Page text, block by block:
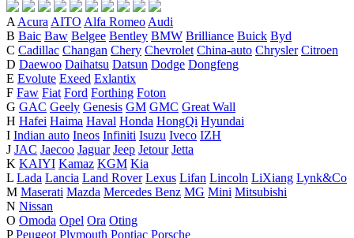
A Acura AITO Alfa Romeo Audi
B Baic Baw Belgee Bentley BMW Brilliance Buick Byd
C Cadillac Changan Chery Chevrolet China-auto Chrysler Citroen
D Daewoo Daihatsu Datsun Dodge Dongfeng
E Evolute Exeed Exlantix
F Faw Fiat Ford Forthing Foton
G GAC Geely Genesis GM GMC Great Wall
H Hafei Haima Haval Honda HongQi Hyundai
I Indian auto Ineos Infiniti Isuzu Iveco IZH
J JAC Jaecoo Jaguar Jeep Jetour Jetta
K KAIYI Kamaz KGM Kia
L Lada Lancia Land Rover Lexus Lifan Lincoln LiXiang Lynk&Co
M Maserati Mazda Mercedes Benz MG Mini Mitsubishi
N Nissan
O Omoda Opel Ora Oting
P Peugeot Plymouth Pontiac Porsche